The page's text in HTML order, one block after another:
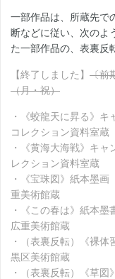
一部作品は、所蔵先で
断などに従い、次のよ
た一部作品の、表裏反
【終了しました】 〔前
（月・祝）
・《蛟龍天に昇る》
コレクション資料室蔵
・《黄海大海戦》キ
レクション資料室蔵
・《宝珠図》紙本墨
重美術館蔵
・《この春は》紙本
広重美術館蔵
・（表裏反転）《裸
黒区美術館蔵
・（表裏反転）《草